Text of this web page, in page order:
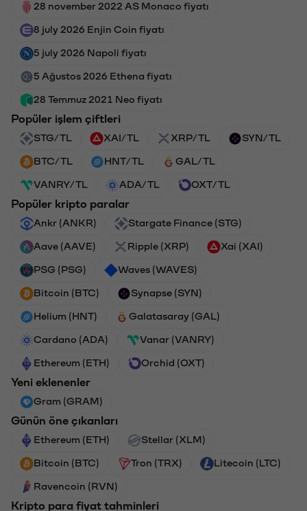
28 november 2022 AS Monaco fiyatı
8 july 2026 Enjin Coin fiyatı
5 july 2026 Napoli fiyatı
5 Ağustos 2026 Ethena fiyatı
28 Temmuz 2021 Neo fiyatı
Popüler işlem çiftleri
STG/TL XAI/TL XRP/TL SYN/TL
BTC/TL HNT/TL GAL/TL
VANRY/TL ADA/TL OXT/TL
Popüler kripto paralar
Ankr (ANKR) Stargate Finance (STG)
Aave (AAVE) Ripple (XRP) Xai (XAI)
PSG (PSG) Waves (WAVES)
Bitcoin (BTC) Synapse (SYN)
Helium (HNT) Galatasaray (GAL)
Cardano (ADA) Vanar (VANRY)
Ethereum (ETH) Orchid (OXT)
Yeni eklenenler
Gram (GRAM)
Günün öne çıkanları
Ethereum (ETH) Stellar (XLM)
Bitcoin (BTC) Tron (TRX) Litecoin (LTC)
Ravencoin (RVN)
Kripto para fiyat tahminleri